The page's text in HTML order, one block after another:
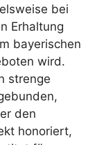
bei
Erhaltung
bayerischen
wird.
strenge
den
honoriert,